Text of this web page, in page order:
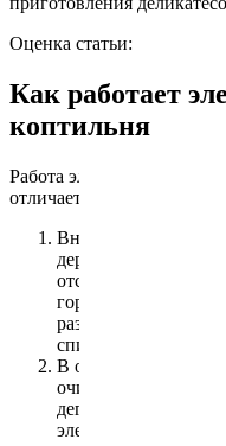
Оценка статьи:
Как работает
коптильня
Работа
отличается от действия
Внутрь
деревьев, которые
отсутствии
горячий дым,
разложения
спиртами и смолами;
В охладительной
очищается от
дегтя. Если этого не